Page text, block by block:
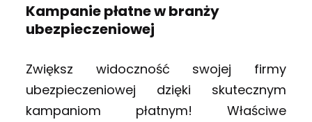
Kampanie płatne w branży
ubezpieczeniowej
Zwiększ widoczność swojej firmy
ubezpieczeniowej dzięki skutecznym
kampaniom płatnym! Właściwe